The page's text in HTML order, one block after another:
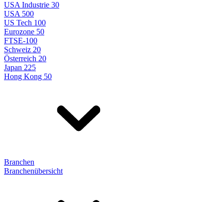
USA Industrie 30
USA 500
US Tech 100
Eurozone 50
FTSE-100
Schweiz 20
Österreich 20
Japan 225
Hong Kong 50
Branchen
Branchenübersicht